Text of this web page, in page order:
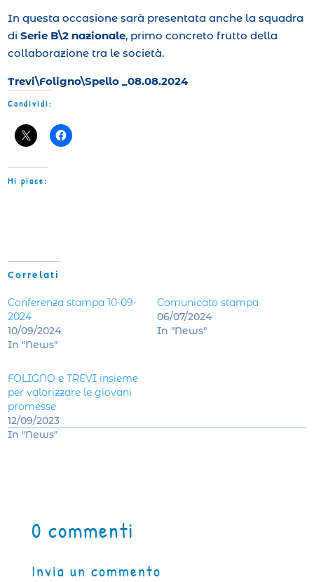
In questa occasione sarà presentata anche la squadra
diSerie B\2 nazionale, primo concreto frutto della
collaborazione tra le società.
Trevi\Foligno\Spello _08.08.2024
Condividi:
Mi piace:
Correlati
Conferenza stampa 10-09-
2024
10/09/2024
In "News"
Comunicato stampa
06/07/2024
In "News"
FOLIGNO e TREVI insieme
per valorizzare le giovani
promesse
12/09/2023
In "News"
0 commenti
Invia un commento